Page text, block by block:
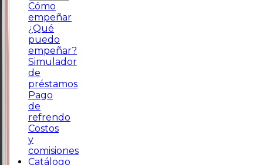
Cómo
empeñar
¿Qué
puedo
empeñar?
Simulador
de
préstamos
Pago
de
refrendo
Costos
y
comisiones
Catálogo